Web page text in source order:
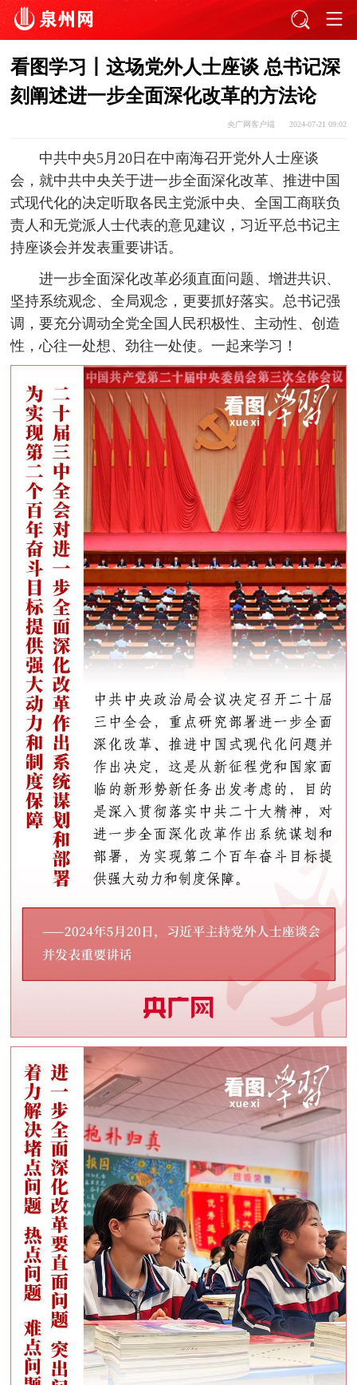
看图学习丨这场党外人士座谈 总书记深
刻阐述进一步全面深化改革的方法论
央广网客户端 2024-07-21 09:02
中共中央5月20日在中南海召开党外人士座谈
会，就中共中央关于进一步全面深化改革、推进中国
式现代化的决定听取各民主党派中央、全国工商联负
责人和无党派人士代表的意见建议，习近平总书记主
持座谈会并发表重要讲话。
进一步全面深化改革必须直面问题、增进共识、
坚持系统观念、全局观念，更要抓好落实。总书记强
调，要充分调动全党全国人民积极性、主动性、创造
性，心往一处想、劲往一处使。一起来学习！